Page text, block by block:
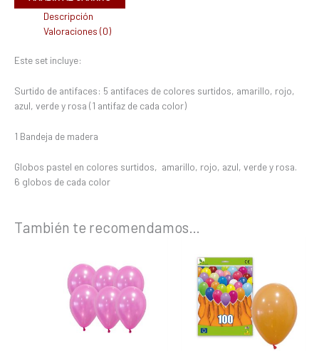
Descripción
Valoraciones (0)
Este set incluye:
Surtido de antifaces: 5 antifaces de colores surtidos, amarillo, rojo,
azul, verde y rosa (1 antifaz de cada color)
1 Bandeja de madera
Globos pastel en colores surtidos, amarillo, rojo, azul, verde y rosa.
6 globos de cada color
También te recomendamos…